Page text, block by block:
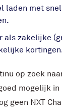
laden met
als zakelijke
op zoek
mogelijk
geen NXT